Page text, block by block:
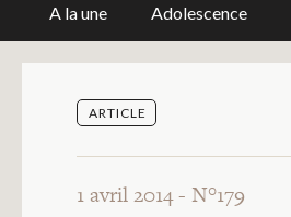
A la une Adolescence
ARTICLE
1 avril 2014 - N°179